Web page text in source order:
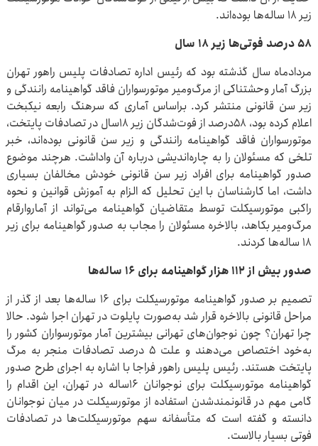
زیر ۱۸ ساله‌ها بوده‌اند.
۵۸ درصد فوتی‌ها زیر ۱۸ سال
مردادماه سال گذشته بود که رئیس اداره تصادفات پلیس راهور تهران
بزرگ آمار وحشتناکی از مرگ‌ومیر موتورسواران فاقد گواهینامه رانندگی و
زیر سن قانونی منتشر کرد. براساس آماری که سرهنگ رابعه نیکبخت
اعلام کرده بود، ۵۸درصد از فوت‌شدگان زیر ۱۸سال در تصادفات پایتخت،
موتورسواران فاقد گواهینامه رانندگی و زیر سن قانونی بوده‌اند، خبر
تلخی که مسئولان را به چاره‌اندیشی درباره آن واداشت. هرچند موضوع
صدور گواهینامه برای افراد زیر سن قانونی خودش مخالفان بسیاری
داشت، اما کارشناسان با این تحلیل که الزام به آموزش قوانین و نحوه
راکبی موتورسیکلت توسط متقاضیان گواهینامه می‌تواند از آماروارقام
مرگ‌ومیر بکاهد، بالاخره مسئولان را مجاب به صدور گواهینامه برای زیر
۱۸ ساله‌ها کردند.
صدور بیش از ۱۱۲ هزار گواهینامه برای ۱۶ ساله‌ها
تصمیم بر صدور گواهینامه موتورسیکلت برای ۱۶ ساله‌ها بعد از گذر از
مراحل قانونی بالاخره قرار شد به‌صورت پایلوت در تهران اجرا شود. حالا
چرا تهران؟ چون نوجوان‌های تهرانی بیشترین آمار موتورسواران کشور را
به‌خود اختصاص می‌دهند و علت ۵ درصد تصادفات منجر به مرگ
پایتخت هستند. رئیس پلیس راهور فراجا با اشاره به اجرای طرح صدور
گواهینامه موتورسیکلت برای نوجوانان ۱۶ساله در تهران، این اقدام را
گامی مهم در قانونمندشدن استفاده از موتورسیکلت در میان نوجوانان
دانسته و گفته است که متأسفانه سهم موتورسیکلت‌ها در تصادفات
فوتی بسیار بالاست.